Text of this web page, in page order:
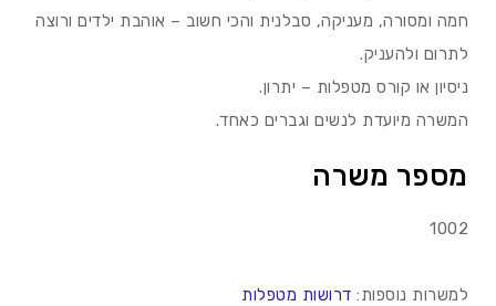
חמה ומסורה, מעניקה, סבלנית והכי חשוב – אוהבת ילדים ורוצה
לתרום ולהעניק.
ניסיון או קורס מטפלות – יתרון.
המשרה מיועדת לנשים וגברים כאחד.
מספר משרה
1002
למשרות נוספות: דרושות מטפלות